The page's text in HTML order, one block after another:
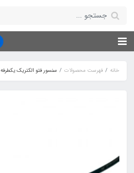
خانه فهرست محصولات سنسور فتو الکتریک یکطرفه F&C